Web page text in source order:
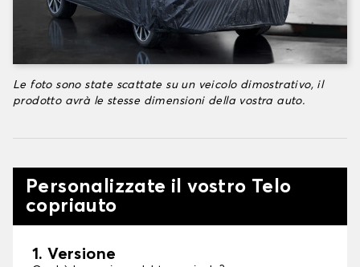
Le foto sono state scattate su un veicolo dimostrativo, il
prodotto avrà le stesse dimensioni della vostra auto.
Personalizzate il vostro Telo
copriauto
1. Versione